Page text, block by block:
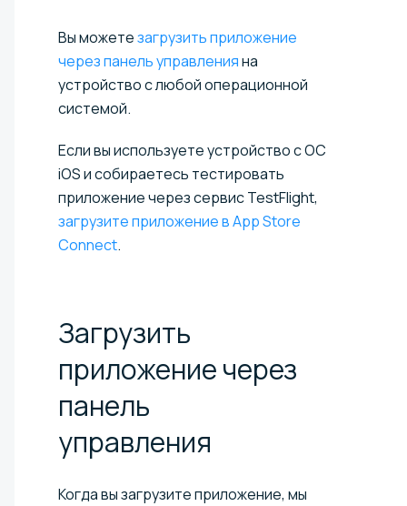
Вы можетезагрузить приложение
через панель управленияна
устройство с любой операционной
системой.
Если вы используете устройство с ОС
iOS и собираетесь тестировать
приложение через сервис TestFlight,
загрузите приложение в App Store
Connect.
Загрузить
приложение через
панель
управления
Когда вы загрузите приложение, мы